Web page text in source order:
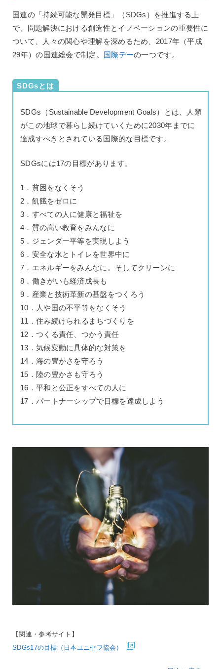
国連の「持続可能な開発目標」（SDGs）を推進する上
で、問題解決における創造性とイノベーションの重要性に
ついて、人々の関心や理解を深めるため、2017年（平成
29年）の国連総会で制定。 国際デーの一つです。
SDGsとは
SDGs（Sustainable Development Goals）とは、人類
がこの地球で暮らし続けていくために2030年までに
達成すべきとされている国際的な目標です。
SDGsには17の目標があります。
1．貧困をなくそう
2．飢餓をゼロに
3．すべての人に健康と福祉を
4．質の高い教育をみんなに
5．ジェンダー平等を実現しよう
6．安全な水とトイレを世界中に
7．エネルギーをみんなに。そしてクリーンに
8．働きがいも経済成長も
9．産業と技術革新の基盤をつくろう
10．人や国の不平等をなくそう
11．住み続けられるまちづくりを
12．つくる責任、つかう責任
13．気候変動に具体的な対策を
14．海の豊かさを守ろう
15．陸の豊かさも守ろう
16．平和と公正をすべての人に
17．パートナーシップで目標を達成しよう
【関連・参考サイト】
SDGs17の目標（日本ユニセフ協会）